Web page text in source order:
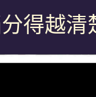
得越